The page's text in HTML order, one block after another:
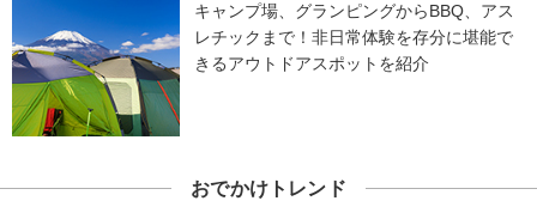
キャンプ場、グランピングからBBQ、アス
レチックまで！非日常体験を存分に堪能で
きるアウトドアスポットを紹介
おでかけトレンド